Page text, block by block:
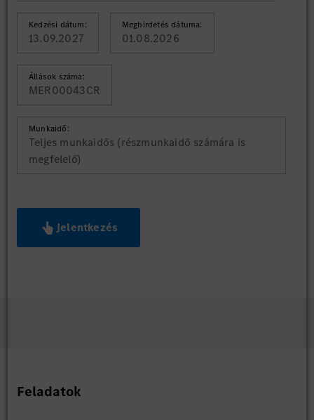
Kedzési dátum:
13.09.2027
Meghirdetés dátuma:
01.08.2026
Állások száma:
MER00043CR
Munkaidő:
Teljes munkaidős (részmunkaidő számára is
megfelelő)
Jelentkezés
Feladatok